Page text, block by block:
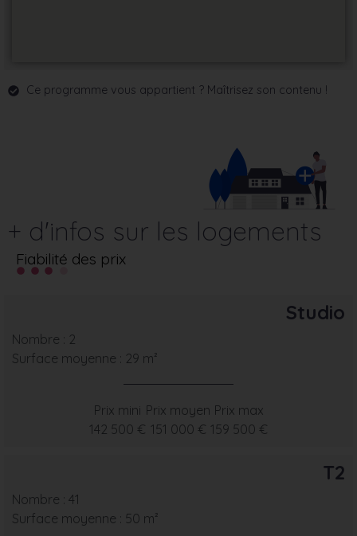
Ce programme vous appartient ? Maîtrisez son contenu !
+ d'infos sur les logements
Fiabilité des prix
Studio
Nombre : 2
Surface moyenne : 29 m²
Prix mini
142 500 €
Prix moyen
151 000 €
Prix max
159 500 €
T2
Nombre : 41
Surface moyenne : 50 m²